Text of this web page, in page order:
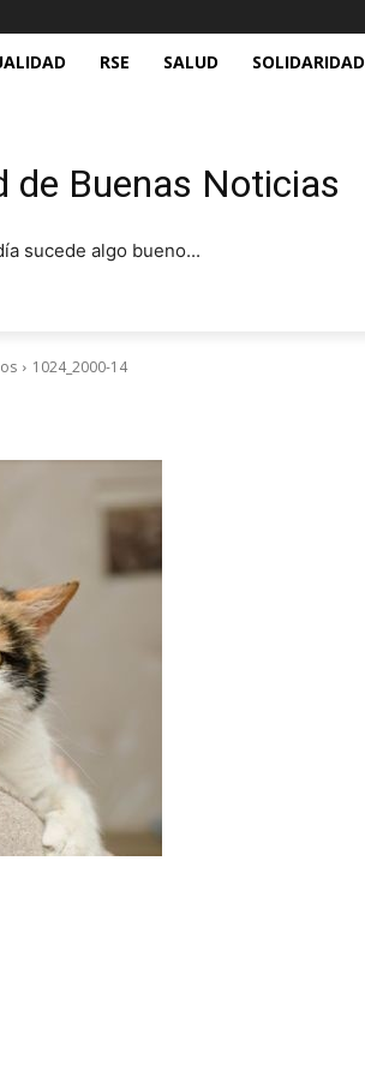
RSE SALUD SOLIDARIDAD
de Buenas Noticias
sucede algo bueno...
1024_2000-14